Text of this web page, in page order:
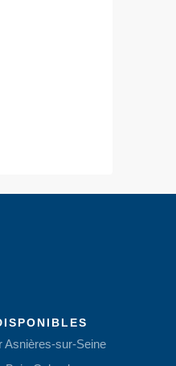
Asnières-sur-Seine